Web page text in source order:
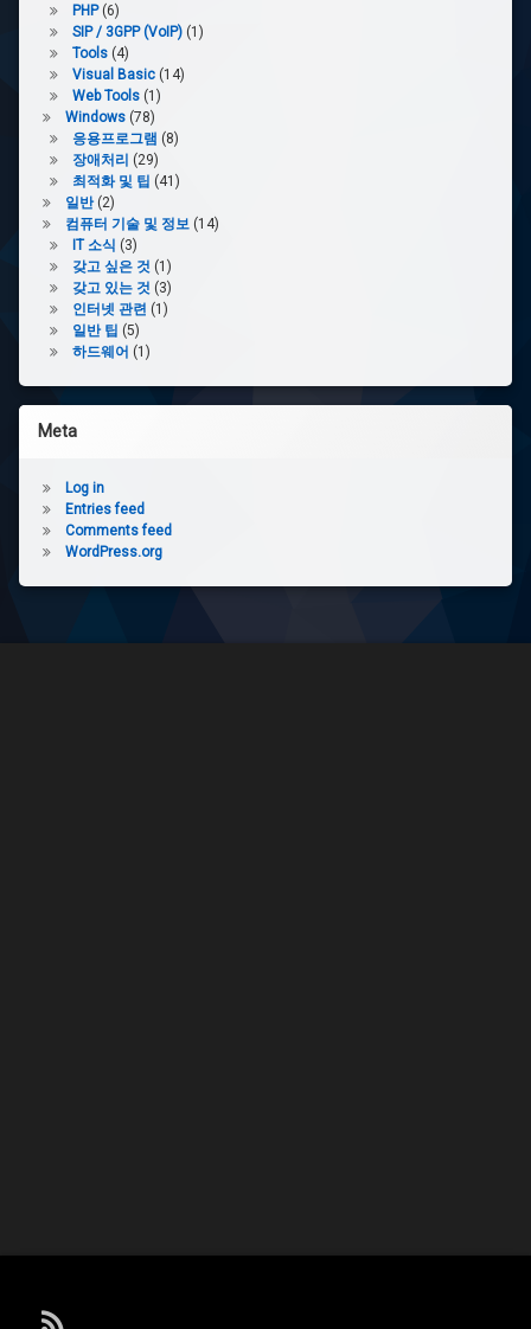
PHP(6)
SIP / 3GPP (VoIP)(1)
Tools(4)
Visual Basic(14)
Web Tools(1)
Windows(78)
응용프로그램 (8)
장애처리 (29)
최적화 및 팁 (41)
일반(2)
컴퓨터 기술 및 정보 (14)
IT 소식 (3)
갖고 싶은 것 (1)
갖고 있는 것 (3)
인터넷 관련 (1)
일반 팁 (5)
하드웨어 (1)
Meta
Log in
Entries feed
Comments feed
WordPress.org